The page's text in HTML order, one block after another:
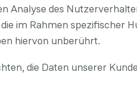
Analyse des
im Rahmen spezifischer
hiervon unberührt.
die Daten unserer